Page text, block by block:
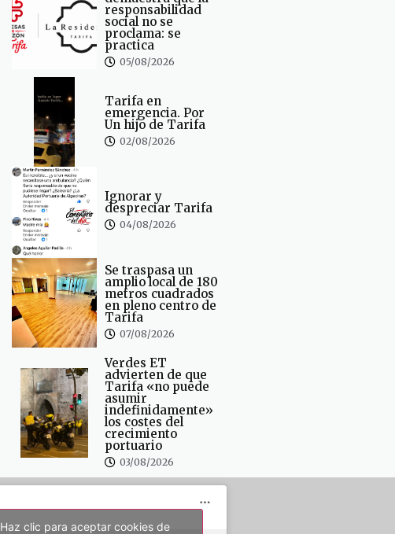
responsabilidad
social no se
proclama: se
practica
05/08/2026
Tarifa en
emergencia. Por
Un hijo de Tarifa
02/08/2026
Ignorar y
despreciar Tarifa
04/08/2026
Se traspasa un
amplio local de 180
metros cuadrados
en pleno centro de
Tarifa
07/08/2026
Verdes ET
advierten de que
Tarifa «no puede
asumir
indefinidamente»
los costes del
crecimiento
portuario
03/08/2026
Haz clic para aceptar cookies de